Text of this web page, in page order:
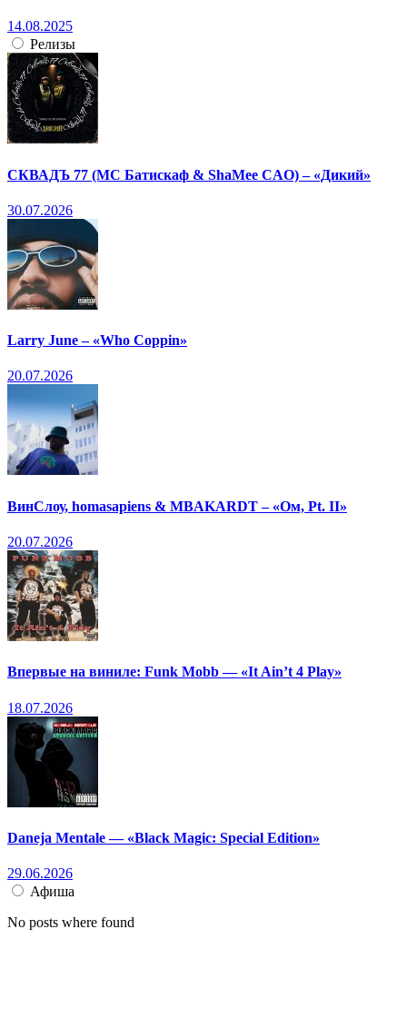
14.08.2025
Релизы
СКВАДЪ 77 (МС Батискаф & ShaMee CAO) – «Дикий»
30.07.2026
Larry June – «Who Coppin»
20.07.2026
ВинСлоу, homasapiens & MBAKARDT – «Ом, Pt. II»
20.07.2026
Впервые на виниле: Funk Mobb — «It Ain’t 4 Play»
18.07.2026
Daneja Mentale — «Black Magic: Special Edition»
29.06.2026
Афиша
No posts where found